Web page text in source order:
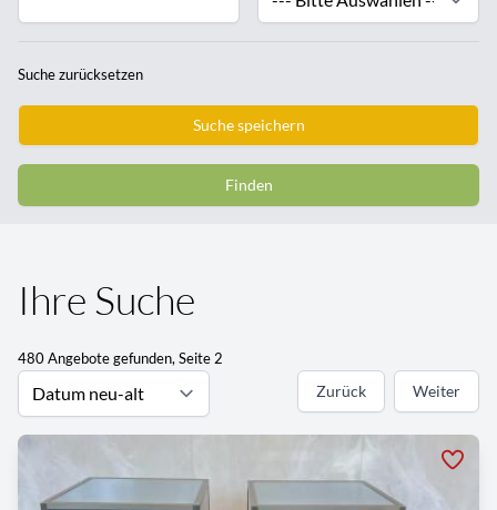
Suche zurücksetzen
Suche speichern
Finden
Ihre Suche
480 Angebote gefunden, Seite 2
Zurück Weiter